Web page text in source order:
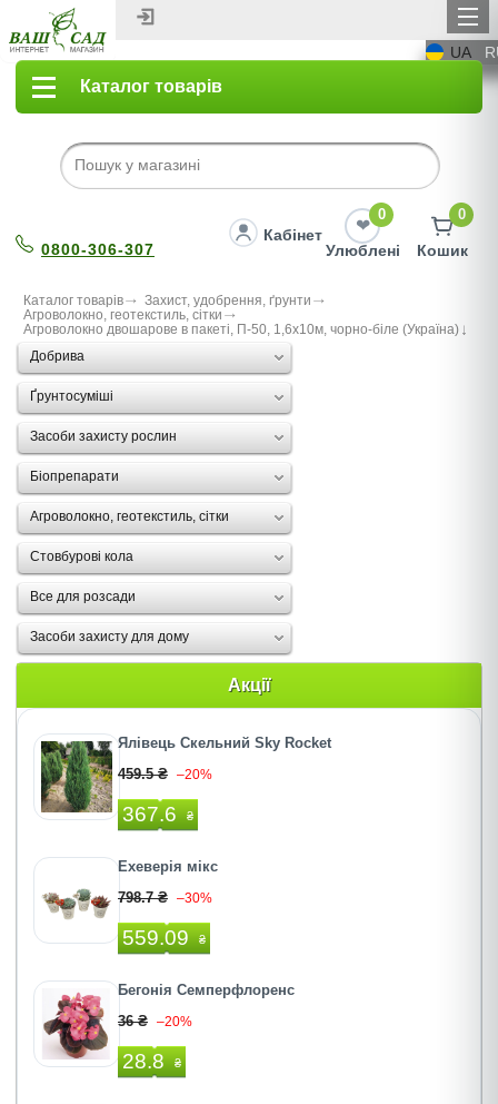
UA
Каталог товарів
0800-306-307
Кабінет
0
Улюблені
0
Кошик
Каталог товарів
Захист, удобрення, ґрунти
Агроволокно, геотекстиль, сітки
Агроволокно двошарове в пакеті, П-50, 1,6х10м, чорно-бiле (Україна)
Добрива
Ґрунтосуміші
Засоби захисту рослин
Біопрепарати
Агроволокно, геотекстиль, сітки
Стовбурові кола
Все для розсади
Засоби захисту для дому
Акції
Ялівець Скельний Sky Rocket
459.5 ₴ –20%
367.6 ₴
Ехеверія мiкс
798.7 ₴ –30%
559.09 ₴
Бегонія Семперфлоренс
36 ₴ –20%
28.8 ₴